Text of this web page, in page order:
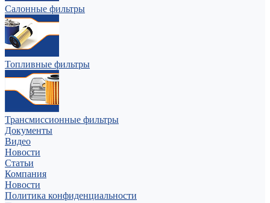
Салонные фильтры
Топливные фильтры
Трансмиссионные фильтры
Документы
Видео
Новости
Статьи
Компания
Новости
Политика конфиденциальности